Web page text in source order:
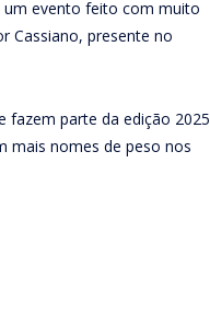
um evento feito com muito
Cassiano, presente no
fazem parte da edição 2025
mais nomes de peso nos